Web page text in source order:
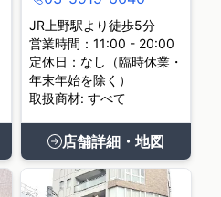
JR上野駅より徒歩5分
営業時間：11:00 - 20:00
定休日：なし（臨時休業・
年末年始を除く）
取扱商材: すべて
店舗詳細・地図